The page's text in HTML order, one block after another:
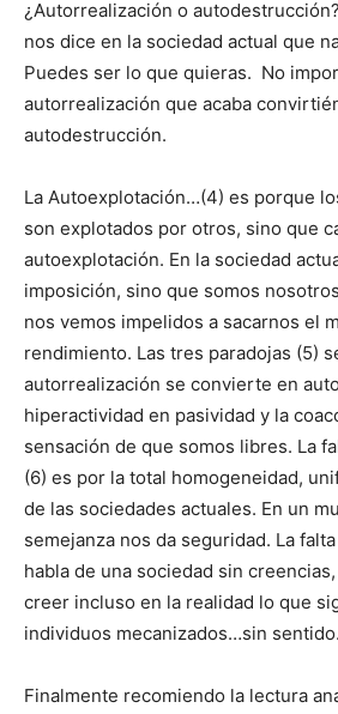
¿Autorrealización o
nos dice en la sociedad actual que
Puedes ser lo que quieras. No
autorrealización que acaba
autodestrucción.
La Autoexplotación…(4) es porque
son explotados por otros, sino que
autoexplotación. En la sociedad
imposición, sino que somos
nos vemos impelidos a sacarnos el
rendimiento. Las tres paradojas (5)
autorrealización se convierte en
hiperactividad en pasividad y la
sensación de que somos libres. La
(6) es por la total homogeneidad,
de las sociedades actuales. En un
semejanza nos da seguridad. La
habla de una sociedad sin
creer incluso en la realidad lo que
individuos mecanizados…sin sentido.
Finalmente recomiendo la lectura